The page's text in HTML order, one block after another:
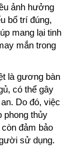
ảnh hưởng
bố trí đúng,
mang lại tinh
mắn trong
là gương bàn
có thể gây
Do đó, việc
phong thủy
đảm bảo
sử dụng.